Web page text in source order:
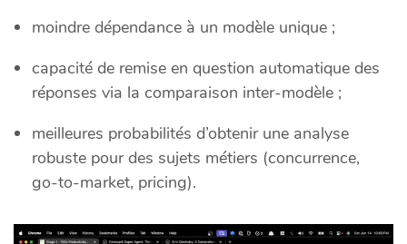
moindre dépendance à un modèle unique ;
capacité de remise en question automatique des
réponses via la comparaison inter‑modèle ;
meilleures probabilités d’obtenir une analyse
robuste pour des sujets métiers (concurrence,
go‑to‑market, pricing).